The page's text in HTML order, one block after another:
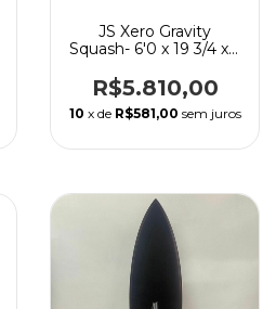
JS Xero Gravity
Squash- 6'0 x 19 3/4 x 2
R$5.810,00
10 x de R$581,00 sem juros